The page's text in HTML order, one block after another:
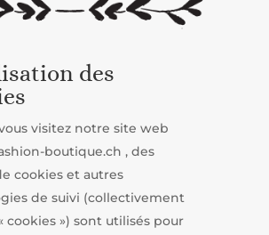
des
visitez notre site web
boutique.ch , des
cookies et autres
de suivi (collectivement
cookies ») sont utilisés pour